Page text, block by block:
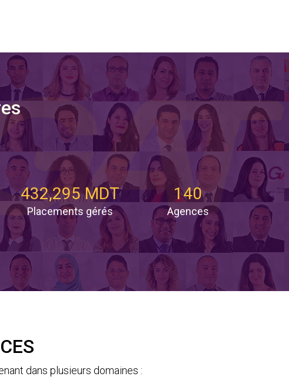
432,295 MDT
Placements gérés
140
Agences
dans plusieurs domaines :